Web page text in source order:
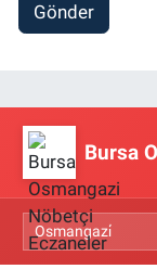
Gönder
Bursa